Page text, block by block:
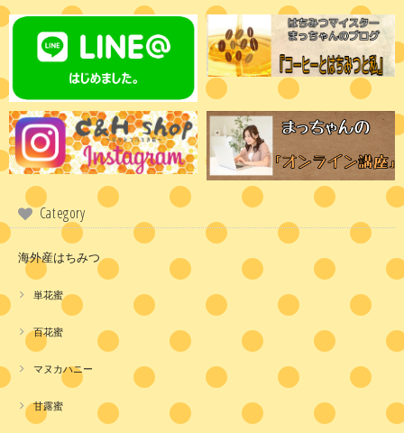
Category
海外産はちみつ
単花蜜
百花蜜
マヌカハニー
甘露蜜